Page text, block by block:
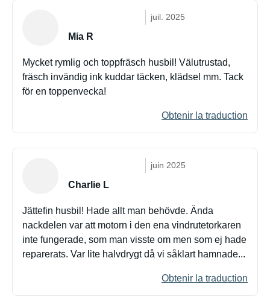
juil. 2025
Mia R
Mycket rymlig och toppfräsch husbil! Välutrustad,
fräsch invändig ink kuddar täcken, klädsel mm. Tack
för en toppenvecka!
Obtenir la traduction
juin 2025
Charlie L
Jättefin husbil! Hade allt man behövde. Ända
nackdelen var att motorn i den ena vindrutetorkaren
inte fungerade, som man visste om men som ej hade
reparerats. Var lite halvdrygt då vi såklart hamnade...
Obtenir la traduction